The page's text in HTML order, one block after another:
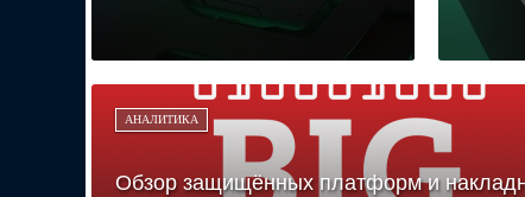
АНАЛИТИКА
Обзор защищённых платформ и